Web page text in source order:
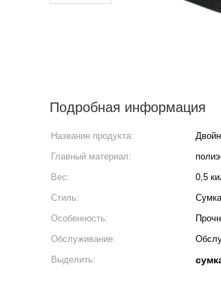
Подробная информация
Название продукта:
Главный материал:
Вес:
0,5
Стиль:
Особенность:
Обслуживание:
Выделить: